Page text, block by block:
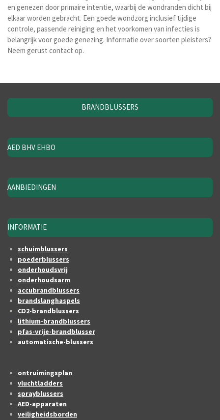
en genezen door primaire intentie, waarbij de wondranden dicht bij
elkaar worden gebracht. Een goede wondzorg inclusief tijdige
controle, passende reiniging en het voorkomen van infecties is
belangrijk voor goede genezing. Informatie over soorten pleisters?
Neem gerust contact op.
BRANDBLUSSERS
AED BHV EHBO
AANBIEDINGEN
INFORMATIE
schuimblussers
poederblussers
onderhoudsvrij
onderhoudsarm
accubrandblussers
brandslanghaspels
CO2-brandblussers
lithium-brandblussers
pfas-vrije-brandblusser
automatische-blussers
ontruimingsplan
vluchtladders
sprayblussers
AED-apparaten
veiligheidsborden